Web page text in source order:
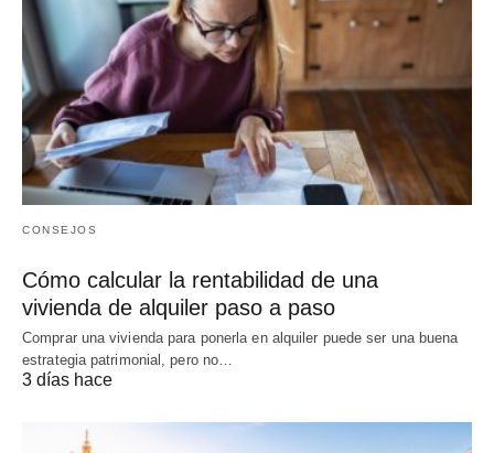
CONSEJOS
Cómo calcular la rentabilidad de una
vivienda de alquiler paso a paso
Comprar una vivienda para ponerla en alquiler puede ser una buena
estrategia patrimonial, pero no…
3 días hace